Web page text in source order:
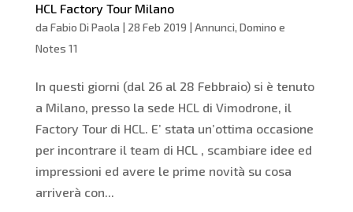
HCL Factory Tour Milano
da Fabio Di Paola | 28 Feb 2019 | Annunci, Domino e
Notes 11
In questi giorni (dal 26 al 28 Febbraio) si è tenuto
a Milano, presso la sede HCL di Vimodrone, il
Factory Tour di HCL. E’ stata un’ottima occasione
per incontrare il team di HCL , scambiare idee ed
impressioni ed avere le prime novità su cosa
arriverà con...